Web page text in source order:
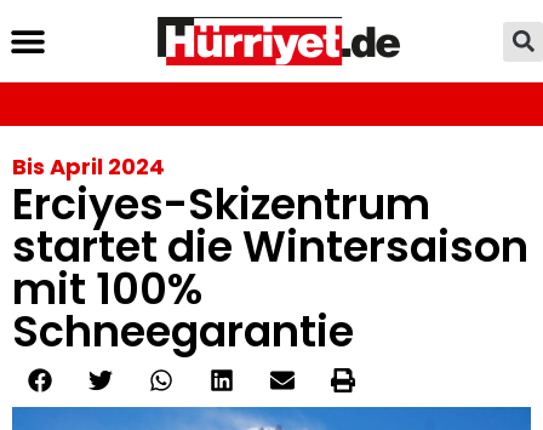
Bis April 2024
Erciyes-Skizentrum
startet die Wintersaison
mit 100%
Schneegarantie